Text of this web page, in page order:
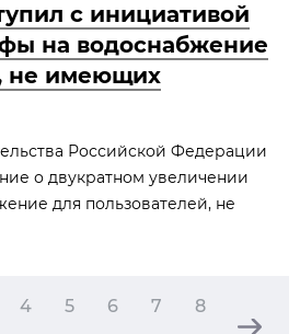
с инициативой
на водоснабжение
не имеющих
Российской Федерации
о двукратном увеличении
для пользователей, не
4 5 6 7
8